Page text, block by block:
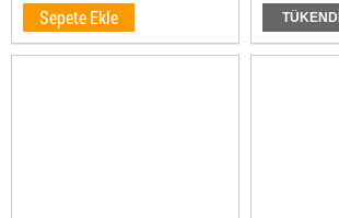
Sepete Ekle TÜKENDİ